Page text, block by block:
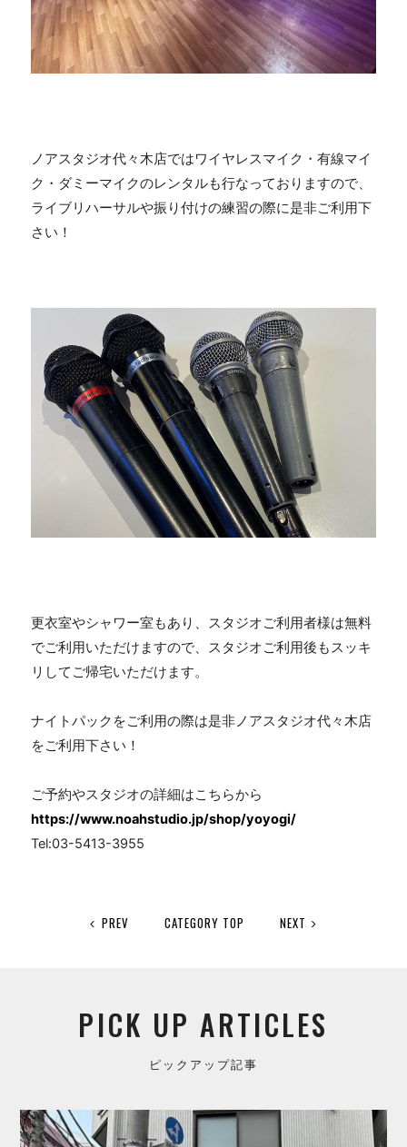
ノアスタジオ代々木店ではワイヤレスマイク・有線マイ
ク・ダミーマイクのレンタルも行なっておりますので、
ライブリハーサルや振り付けの練習の際に是非ご利用下
さい！
更衣室やシャワー室もあり、スタジオご利用者様は無料
でご利用いただけますので、スタジオご利用後もスッキ
リしてご帰宅いただけます。
ナイトパックをご利用の際は是非ノアスタジオ代々木店
をご利用下さい！
ご予約やスタジオの詳細はこちらから
https://www.noahstudio.jp/shop/yoyogi/
Tel:03-5413-3955
PREV CATEGORY TOP NEXT
PICK UP ARTICLES
ピックアップ記事